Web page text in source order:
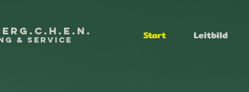
& Service Start Leitbild